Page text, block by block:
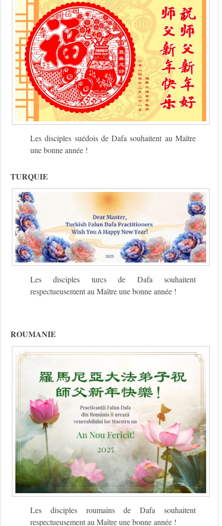
Les disciples suédois de Dafa souhaitent au Maître
une bonne année !
TURQUIE
Les disciples turcs de Dafa souhaitent
respectueusement au Maître une bonne année !
ROUMANIE
Les disciples roumains de Dafa souhaitent
respectueusement au Maître une bonne année !